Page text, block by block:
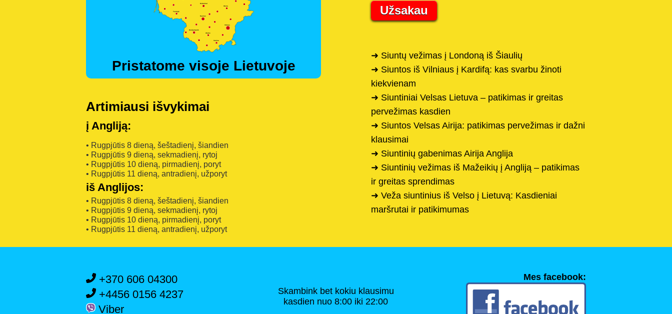
Pristatome visoje Lietuvoje
Artimiausi išvykimai
į Angliją:
• Rugpjūtis 8 dieną, šeštadienį, šiandien
• Rugpjūtis 9 dieną, sekmadienį, rytoj
• Rugpjūtis 10 dieną, pirmadienį, poryt
• Rugpjūtis 11 dieną, antradienį, užporyt
iš Anglijos:
• Rugpjūtis 8 dieną, šeštadienį, šiandien
• Rugpjūtis 9 dieną, sekmadienį, rytoj
• Rugpjūtis 10 dieną, pirmadienį, poryt
• Rugpjūtis 11 dieną, antradienį, užporyt
Užsakau
➜ Siuntų vežimas į Londoną iš Šiaulių
➜ Siuntos iš Vilniaus į Kardifą: kas svarbu žinoti
kiekvienam
➜ Siuntiniai Velsas Lietuva – patikimas ir greitas
pervežimas kasdien
➜ Siuntos Velsas Airija: patikimas pervežimas ir dažni
klausimai
➜ Siuntinių gabenimas Airija Anglija
➜ Siuntinių vežimas iš Mažeikių į Angliją – patikimas
ir greitas sprendimas
➜ Veža siuntinius iš Velso į Lietuvą: Kasdieniai
maršrutai ir patikimumas
+370 606 04300
+4456 0156 4237
Viber
Skambink bet kokiu klausimu
kasdien nuo 8:00 iki 22:00
Mes facebook: